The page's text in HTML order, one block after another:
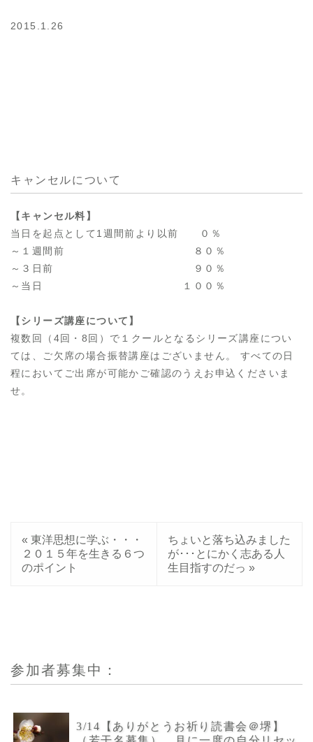
2015.1.26
キャンセルについて
【キャンセル料】
当日を起点として1週間前より以前 ０％
～１週間前 ８０％
～３日前 ９０％
～当日 １００％
【シリーズ講座について】
複数回（4回・8回）で１クールとなるシリーズ講座につい
ては、ご欠席の場合振替講座はございません。 すべての日
程においてご出席が可能かご確認のうえお申込くださいま
せ。
« 東洋思想に学ぶ・・・
２０１５年を生きる６つ
のポイント
ちょいと落ち込みました
が･･･とにかく志ある人
生目指すのだっ »
参加者募集中：
3/14【ありがとうお祈り読書会＠堺】